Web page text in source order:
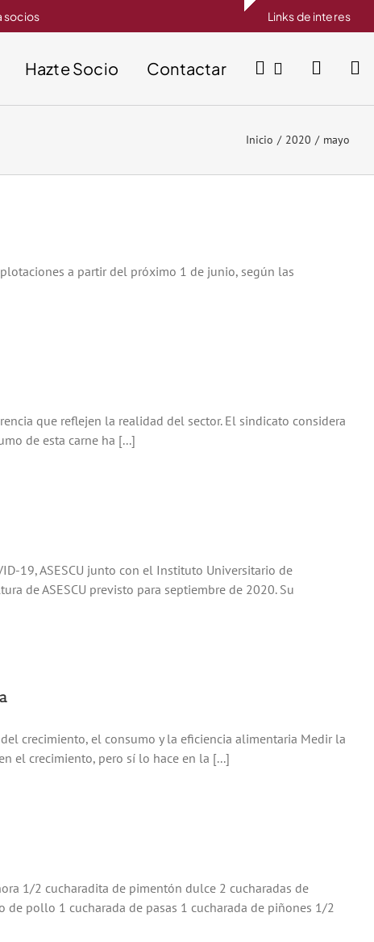
socios Links de interes
Hazte Socio Contactar
Inicio 2020 mayo
a partir del próximo 1 de junio, según las
que reflejen la realidad del sector. El sindicato considera
de esta carne ha [...]
19, ASESCU junto con el Instituto Universitario de
de ASESCU previsto para septiembre de 2020. Su
crecimiento, el consumo y la eficiencia alimentaria Medir la
el crecimiento, pero sí lo hace en la [...]
1/2 cucharadita de pimentón dulce 2 cucharadas de
pollo 1 cucharada de pasas 1 cucharada de piñones 1/2